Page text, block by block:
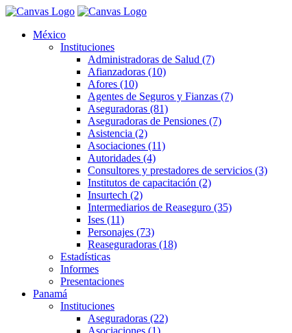
México
Instituciones
Administradoras de Salud (7)
Afianzadoras (10)
Afores (10)
Agentes de Seguros y Fianzas (7)
Aseguradoras (81)
Aseguradoras de Pensiones (7)
Asistencia (2)
Asociaciones (11)
Autoridades (4)
Consultores y prestadores de servicios (3)
Institutos de capacitación (2)
Insurtech (2)
Intermediarios de Reaseguro (35)
Ises (11)
Personajes (73)
Reaseguradoras (18)
Estadísticas
Informes
Presentaciones
Panamá
Instituciones
Aseguradoras (22)
Asociaciones (1)